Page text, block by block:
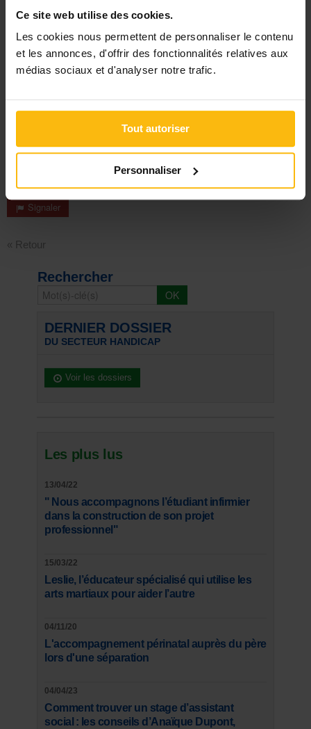
Ce site web utilise des cookies.
Les cookies nous permettent de personnaliser le contenu
et les annonces, d'offrir des fonctionnalités relatives aux
médias sociaux et d'analyser notre trafic.
Tout autoriser
Personnaliser
médico-social] :
Les témoignages
Les fiches métiers
Réagir
Signaler
« Retour
Rechercher
DERNIER DOSSIER
DU SECTEUR HANDICAP
Voir les dossiers
Les plus lus
13/04/22
" Nous accompagnons l’étudiant infirmier
dans la construction de son projet
professionnel"
15/03/22
Leslie, l’éducateur spécialisé qui utilise les
arts martiaux pour aider l’autre
04/11/20
L'accompagnement périnatal auprès du père
lors d'une séparation
04/04/23
Comment trouver un stage d’assistant
social : les conseils d’Anaïque Dupont,